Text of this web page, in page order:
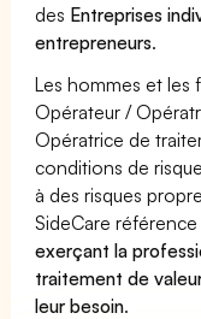
des Entreprises
entrepreneurs.
Les hommes et les
Opérateur /
Opératrice de
conditions de
à des risques
SideCare
exerçant la
traitement de
leur besoin.